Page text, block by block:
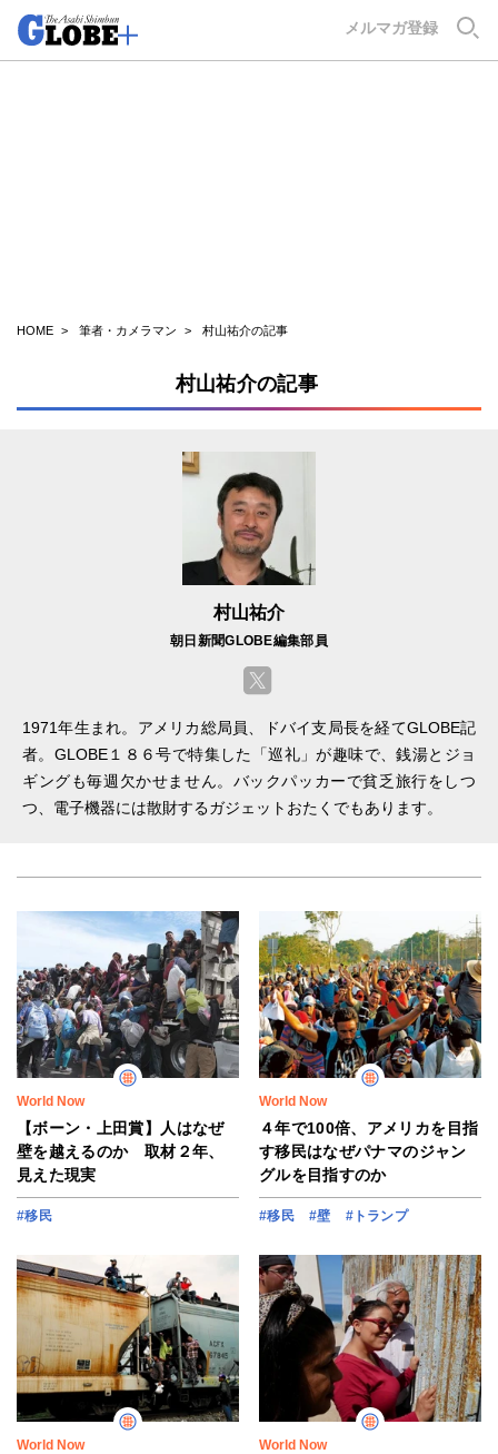
メルマガ登録
HOME 筆者・カメラマン 村山祐介の記事
村山祐介の記事
村山祐介
朝日新聞GLOBE編集部員
1971年生まれ。アメリカ総局員、ドバイ支局長を経てGLOBE記
者。GLOBE１８６号で特集した「巡礼」が趣味で、銭湯とジョ
ギングも毎週欠かせません。バックパッカーで貧乏旅行をしつ
つ、電子機器には散財するガジェットおたくでもあります。
World Now
【ボーン・上田賞】人はなぜ
壁を越えるのか 取材２年、
見えた現実
#移民
World Now
４年で100倍、アメリカを目指
す移民はなぜパナマのジャン
グルを目指すのか
#移民 #壁 #トランプ
World Now World Now